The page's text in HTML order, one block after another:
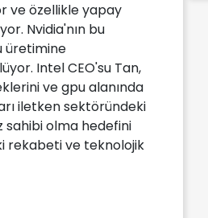
ve özellikle yapay
Nvidia'nın bu
üretimine
Intel CEO'su Tan,
ve gpu alanında
iletken sektöründeki
sahibi olma hedefini
rekabeti ve teknolojik